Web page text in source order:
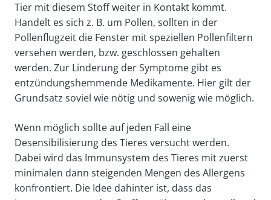
Tier mit diesem Stoff weiter in Kontakt kommt.
Handelt es sich z. B. um Pollen, sollten in der
Pollenflugzeit die Fenster mit speziellen Pollenfiltern
versehen werden, bzw. geschlossen gehalten
werden. Zur Linderung der Symptome gibt es
entzündungshemmende Medikamente. Hier gilt der
Grundsatz soviel wie nötig und sowenig wie möglich.
Wenn möglich sollte auf jeden Fall eine
Desensibilisierung des Tieres versucht werden.
Dabei wird das Immunsystem des Tieres mit zuerst
minimalen dann steigenden Mengen des Allergens
konfrontiert. Die Idee dahinter ist, dass das